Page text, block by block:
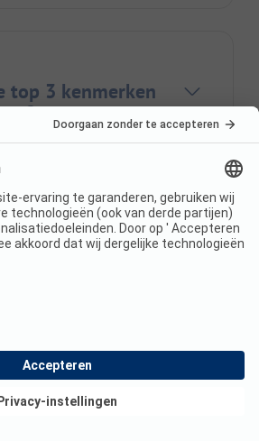
top 3 kenmerken
zijn bijzonder
kampeerders?